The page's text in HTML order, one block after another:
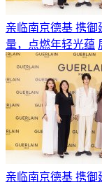
亲临南京德基 携
量，点燃年轻光蕴
亲临南京德基 携